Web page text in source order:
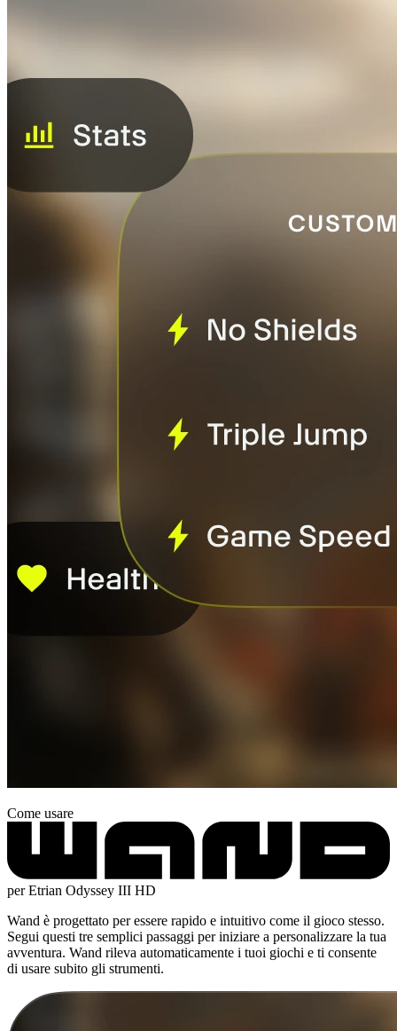
Come usare
per Etrian Odyssey III HD
Wand è progettato per essere rapido e intuitivo come il gioco stesso.
Segui questi tre semplici passaggi per iniziare a personalizzare la tua
avventura. Wand rileva automaticamente i tuoi giochi e ti consente
di usare subito gli strumenti.